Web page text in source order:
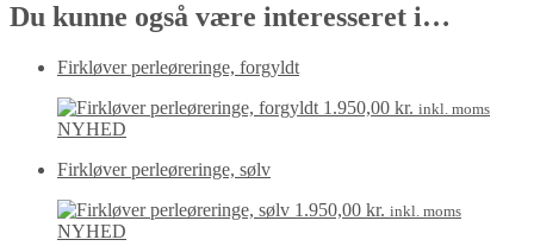
Du kunne også være interesseret i…
Firkløver perleøreringe, forgyldt
1.950,00 kr. inkl. moms
NYHED
Firkløver perleøreringe, sølv
1.950,00 kr. inkl. moms
NYHED